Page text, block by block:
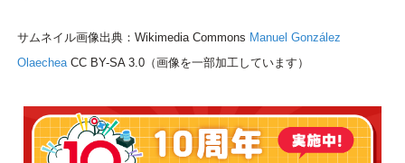
サムネイル画像出典：Wikimedia Commons Manuel González
OlaecheaCC BY-SA 3.0（画像を一部加工しています）